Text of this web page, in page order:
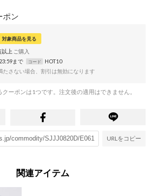
ポン
対象商品を見る
以上
まで コード
HOT10
さない場合、割引は無効になります
ーポンは1つです。注文後の適用はできません。
URLをコピー
関連アイテム